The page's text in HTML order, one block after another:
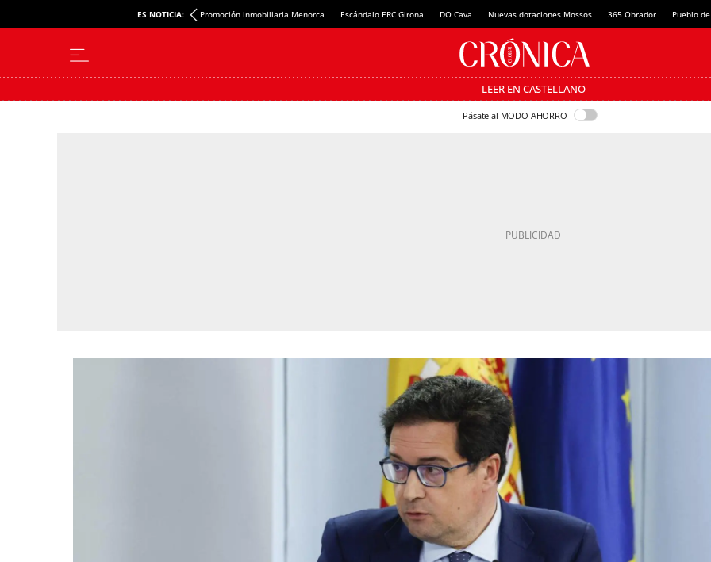
ES NOTICIA: Promoción inmobiliaria Menorca Escándalo ERC Girona DO Cava Nuevas dotaciones Mossos 365 Obrador Pueblo
LEER EN CASTELLANO
Pásate al MODO AHORRO